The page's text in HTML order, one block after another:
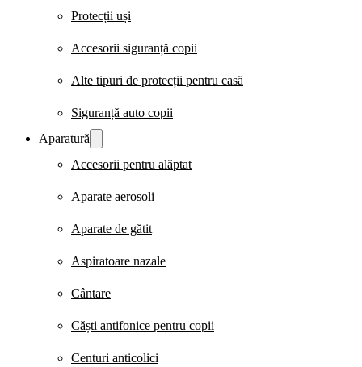
Protecții uși
Accesorii siguranță copii
Alte tipuri de protecții pentru casă
Siguranță auto copii
Aparatură
Accesorii pentru alăptat
Aparate aerosoli
Aparate de gătit
Aspiratoare nazale
Cântare
Căști antifonice pentru copii
Centuri anticolici